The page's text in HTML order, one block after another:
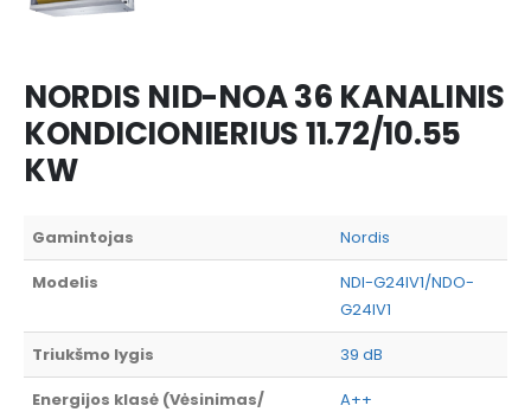
NORDIS NID-NOA 36 KANALINIS
KONDICIONIERIUS 11.72/10.55
KW
Gamintojas
Nordis
Modelis
NDI-G24IV1/NDO-
G24IV1
Triukšmo lygis
39 dB
Energijos klasė (Vėsinimas/
A++